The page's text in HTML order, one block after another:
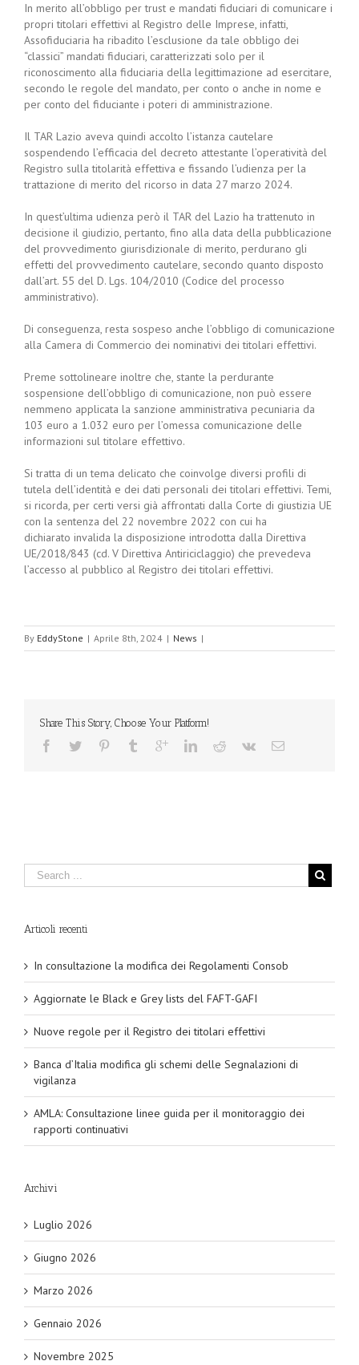
In merito all’obbligo per trust e mandati fiduciari di comunicare i
propri titolari effettivi al Registro delle Imprese, infatti,
Assofiduciaria ha ribadito l’esclusione da tale obbligo dei
“classici” mandati fiduciari, caratterizzati solo per il
riconoscimento alla fiduciaria della legittimazione ad esercitare,
secondo le regole del mandato, per conto o anche in nome e
per conto del fiduciante i poteri di amministrazione.
Il TAR Lazio aveva quindi accolto l’istanza cautelare
sospendendo l’efficacia del decreto attestante l’operatività del
Registro sulla titolarità effettiva e fissando l’udienza per la
trattazione di merito del ricorso in data 27 marzo 2024.
In quest’ultima udienza però il TAR del Lazio ha trattenuto in
decisione il giudizio, pertanto, fino alla data della pubblicazione
del provvedimento giurisdizionale di merito, perdurano gli
effetti del provvedimento cautelare, secondo quanto disposto
dall’art. 55 del D. Lgs. 104/2010 (Codice del processo
amministrativo).
Di conseguenza, resta sospeso anche l’obbligo di comunicazione
alla Camera di Commercio dei nominativi dei titolari effettivi.
Preme sottolineare inoltre che, stante la perdurante
sospensione dell’obbligo di comunicazione, non può essere
nemmeno applicata la sanzione amministrativa pecuniaria da
103 euro a 1.032 euro per l’omessa comunicazione delle
informazioni sul titolare effettivo.
Si tratta di un tema delicato che coinvolge diversi profili di
tutela dell’identità e dei dati personali dei titolari effettivi. Temi,
si ricorda, per certi versi già affrontati dalla Corte di giustizia UE
con la sentenza del 22 novembre 2022 con cui ha
dichiarato invalida la disposizione introdotta dalla Direttiva
UE/2018/843 (cd. V Direttiva Antiriciclaggio) che prevedeva
l’accesso al pubblico al Registro dei titolari effettivi.
By EddyStone | Aprile 8th, 2024 | News |
Share This Story, Choose Your Platform!
Articoli recenti
In consultazione la modifica dei Regolamenti Consob
Aggiornate le Black e Grey lists del FAFT-GAFI
Nuove regole per il Registro dei titolari effettivi
Banca d’Italia modifica gli schemi delle Segnalazioni di
vigilanza
AMLA: Consultazione linee guida per il monitoraggio dei
rapporti continuativi
Archivi
Luglio 2026
Giugno 2026
Marzo 2026
Gennaio 2026
Novembre 2025